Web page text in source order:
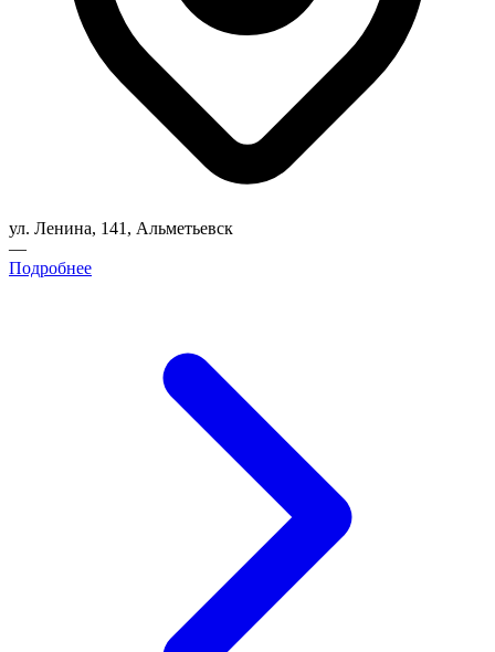
ул. Ленина, 141, Альметьевск
—
Подробнее